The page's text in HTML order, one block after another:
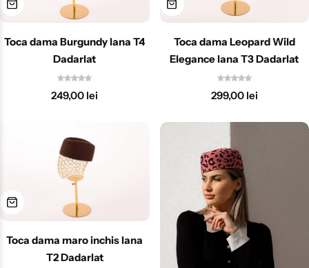
Toca dama Burgundy lana T4
Dadarlat
249,00 lei
Toca dama Leopard Wild
Elegance lana T3 Dadarlat
299,00 lei
Toca dama maro inchis lana
T2 Dadarlat